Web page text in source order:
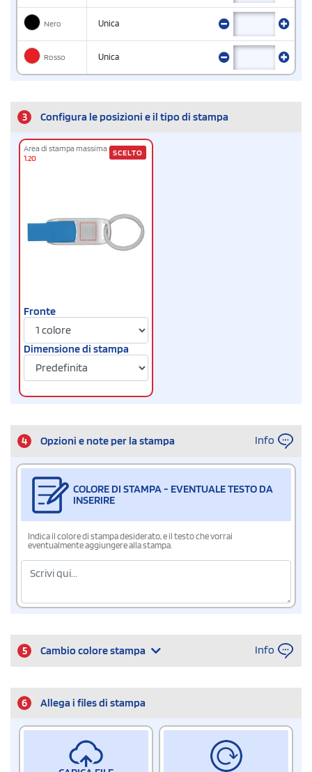
Nero Unica
Rosso Unica
3 Configura le posizioni e il tipo di stampa
Area di stampa massima cm1.10 x
1.20
Fronte
Dimensione di stampa
SCELTO
4 Opzioni e note per la stampa Info
COLORE DI STAMPA - EVENTUALE TESTO DA
INSERIRE
Indica il colore di stampa desiderato, e il testo che vorrai
eventualmente aggiungere alla stampa.
5 Cambio colore stampa Info
6 Allega i files di stampa